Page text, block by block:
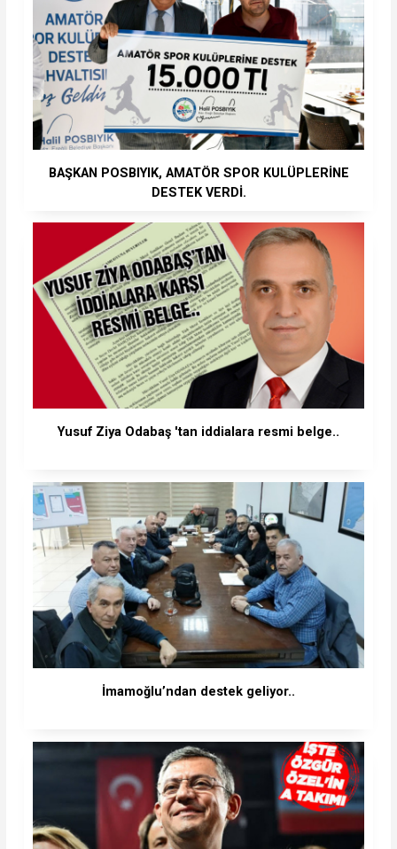
BAŞKAN POSBIYIK, AMATÖR SPOR KULÜPLERİNE
DESTEK VERDİ.
Yusuf Ziya Odabaş 'tan iddialara resmi belge..
İmamoğlu’ndan destek geliyor..